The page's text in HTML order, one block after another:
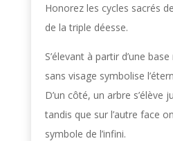
Honorez les cycles sacrés
de la triple déesse.
S’élevant à partir d’une
sans visage symbolise
D’un côté, un arbre s’élève
tandis que sur l’autre face
symbole de l’infini.